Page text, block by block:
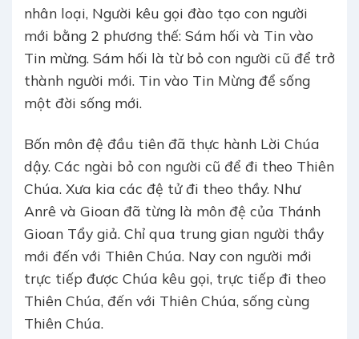
nhân loại, Người kêu gọi đào tạo con người
mới bằng 2 phương thế: Sám hối và Tin vào
Tin mừng. Sám hối là từ bỏ con người cũ để trở
thành người mới. Tin vào Tin Mừng để sống
một đời sống mới.
Bốn môn đệ đầu tiên đã thực hành Lời Chúa
dậy. Các ngài bỏ con người cũ để đi theo Thiên
Chúa. Xưa kia các đệ tử đi theo thầy. Như
Anrê và Gioan đã từng là môn đệ của Thánh
Gioan Tẩy giả. Chỉ qua trung gian người thầy
mới đến với Thiên Chúa. Nay con người mới
trực tiếp được Chúa kêu gọi, trực tiếp đi theo
Thiên Chúa, đến với Thiên Chúa, sống cùng
Thiên Chúa.